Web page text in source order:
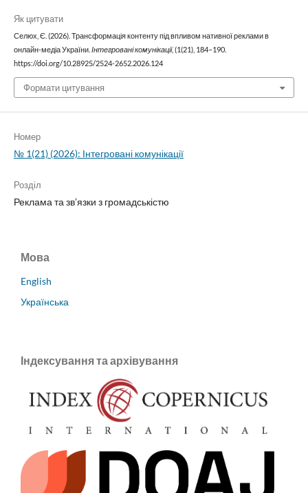
Як цитувати
Селюх, Є. (2026). Трансформація контенту під впливом нативної реклами в
онлайн-медіа України. Інтегровані комунікації, (1(21), 184–190.
https://doi.org/10.28925/2524-2652.2026.124
Формати цитування
Номер
№ 1(21) (2026): Інтегровані комунікації
Розділ
Реклама та зв’язки з громадськістю
Мова
English
Українська
Індексування та архівування